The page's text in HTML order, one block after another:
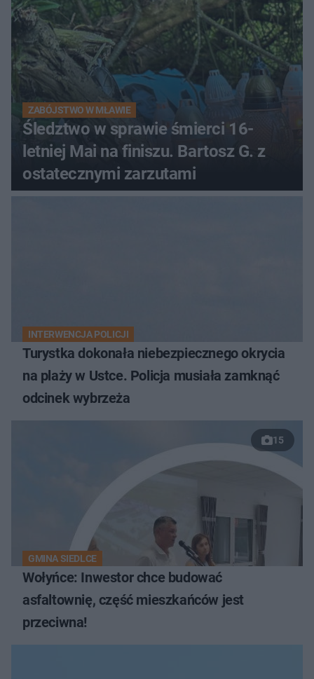
ZABÓJSTWO W MŁAWIE
Śledztwo w sprawie śmierci 16-
letniej Mai na finiszu. Bartosz G. z
ostatecznymi zarzutami
INTERWENCJA POLICJI
Turystka dokonała niebezpiecznego okrycia
na plaży w Ustce. Policja musiała zamknąć
odcinek wybrzeża
15
GMINA SIEDLCE
Wołyńce: Inwestor chce budować
asfaltownię, część mieszkańców jest
przeciwna!